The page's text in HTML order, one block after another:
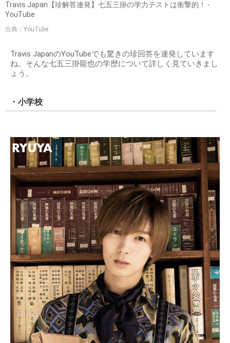
Travis Japan【珍解答連発】七五三掛の学力テストは衝撃的！ -
YouTube
出典：YouTube
Travis JapanのYouTubeでも驚きの珍回答を連発しています
ね。そんな七五三掛龍也の学歴について詳しく見ていきまし
ょう。
・小学校